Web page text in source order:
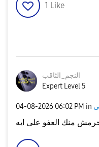
1 Like
النجم_الثاقب
Expert Level 5
‎04-08-2026 06:02 PM in